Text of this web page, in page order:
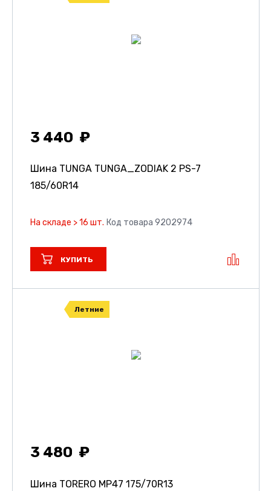
3 440
Шина TUNGA TUNGA_ZODIAK 2 PS-7
185/60R14
На складе > 16 шт. Код товара 9202974
КУПИТЬ
Летние
3 480
Шина TORERO MP47 175/70R13